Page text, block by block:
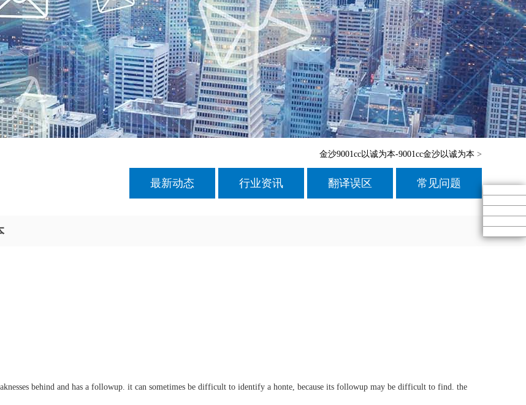
金沙9001cc以诚为本-9001cc金沙以诚为本 >
最新动态 行业资讯 翻译误区 常见问题
behind and has a followup. it can sometimes be difficult to identify a honte, because its followup may be difficult to find. the